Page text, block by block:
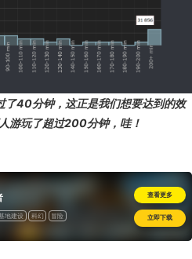
了40分钟，这正是我们想要达到的效
游玩了超过200分钟，哇！
地建设 科幻 冒险
查看更多
立即下载